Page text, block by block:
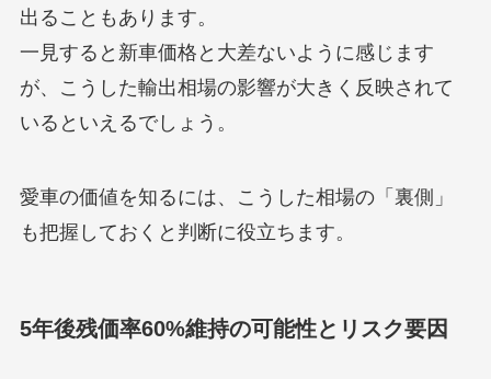
出ることもあります。
一見すると新車価格と大差ないように感じます
が、こうした輸出相場の影響が大きく反映されて
いるといえるでしょう。
愛車の価値を知るには、こうした相場の「裏側」
も把握しておくと判断に役立ちます。
5年後残価率60%維持の可能性とリスク要因